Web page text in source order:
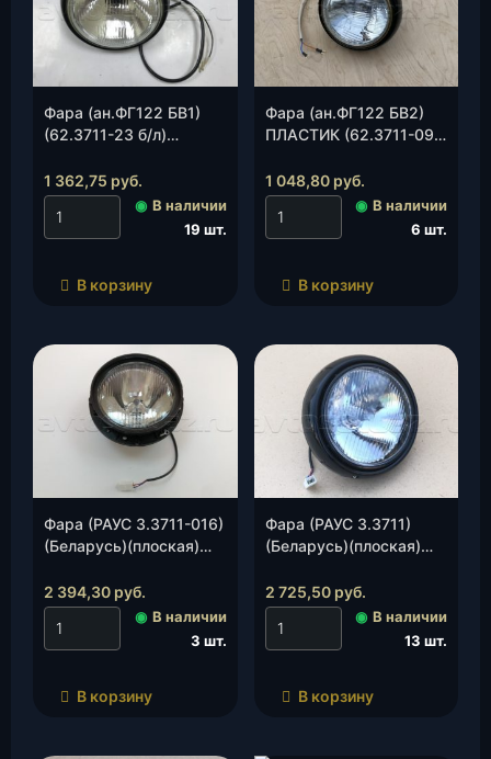
Фара (ан.ФГ122 БВ1)
(62.3711-23 б/л)
1 362,75 руб.
◉ В наличии
19 шт.
В корзину
Фара (ан.ФГ122 БВ2)
ПЛАСТИК (62.3711-09
шт.
1 048,80 руб.
◉ В наличии
6 шт.
В корзину
Фара (РАУС 3.3711-016)
(Беларусь)(плоская)
3711010-00) без
ободка, шт.
2 394,30 руб.
◉ В наличии
3 шт.
В корзину
Фара (РАУС 3.3711)
(Беларусь)(плоская)
ободом, шт.
2 725,50 руб.
◉ В наличии
13 шт.
В корзину